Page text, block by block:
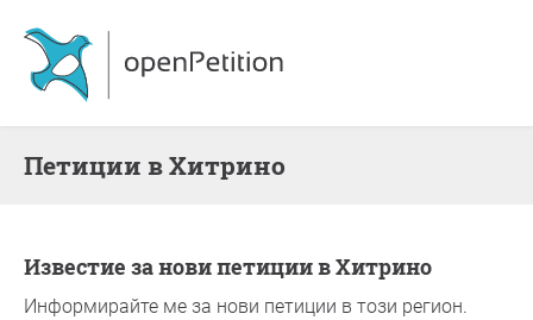
Петиции в Хитрино
Известие за нови петиции в Хитрино
Информирайте ме за нови петиции в този регион.